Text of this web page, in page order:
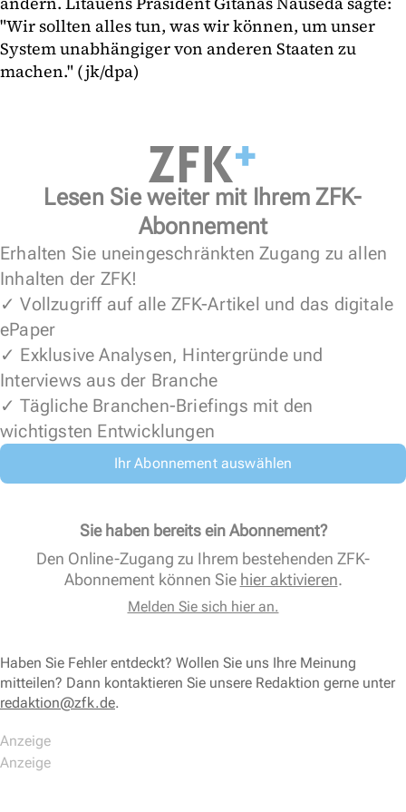
"Wir sollten alles tun, was wir können, um unser
System unabhängiger von anderen Staaten zu
machen." (jk/dpa)
Lesen Sie weiter mit Ihrem ZFK-
Abonnement
Erhalten Sie uneingeschränkten Zugang zu allen
Inhalten der ZFK!
✓ Vollzugriff auf alle ZFK-Artikel und das digitale
ePaper
✓ Exklusive Analysen, Hintergründe und
Interviews aus der Branche
✓ Tägliche Branchen-Briefings mit den
wichtigsten Entwicklungen
Ihr Abonnement auswählen
Sie haben bereits ein Abonnement?
Den Online-Zugang zu Ihrem bestehenden ZFK-
Abonnement können Sie hier aktivieren.
Melden Sie sich hier an.
Haben Sie Fehler entdeckt? Wollen Sie uns Ihre Meinung
mitteilen? Dann kontaktieren Sie unsere Redaktion gerne unter
redaktion@zfk.de.